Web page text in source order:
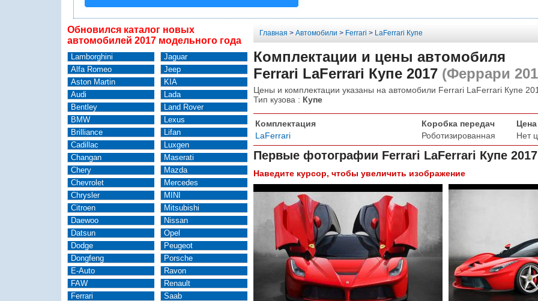
Обновился каталог новых
автомобилей 2017 модельного года
Lamborghini
Alfa Romeo
Aston Martin
Audi
Bentley
BMW
Brilliance
Cadillac
Changan
Chery
Chevrolet
Chrysler
Citroen
Daewoo
Datsun
Dodge
Dongfeng
E-Auto
FAW
Ferrari
Jaguar
Jeep
KIA
Lada
Land Rover
Lexus
Lifan
Luxgen
Maserati
Mazda
Mercedes
MINI
Mitsubishi
Nissan
Opel
Peugeot
Porsche
Ravon
Renault
Saab
Главная > Автомобили > Ferrari > LaFerrari Купе
Комплектации и цены автомобиля
Ferrari LaFerrari Купе 2017(Феррари
Цены и комплектации указаны на автомобили Ferrari LaFerrari Купе
Тип кузова : Купе
Комплектация Коробка передач
Цена
LaFerrari
Роботизированная Нет
Первые фотографии Ferrari LaFerrari Купе 2017
Наведите курсор, чтобы увеличить изображение